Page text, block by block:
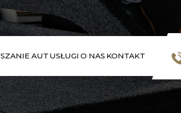
AUT USŁUGI O NAS KONTAKT